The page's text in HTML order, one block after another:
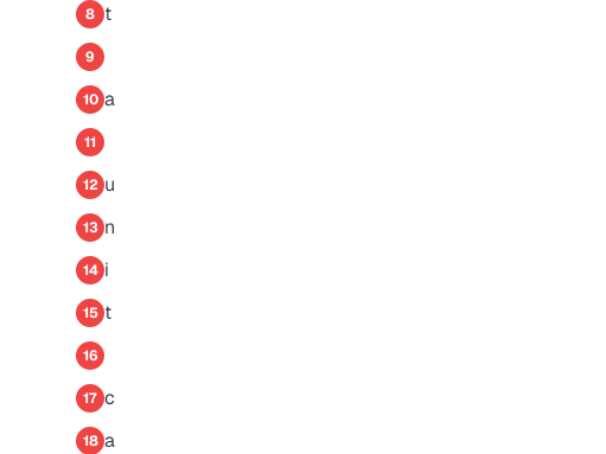
8 t
9
10 a
11
12 u
13 n
14 i
15 t
16
17 c
18 a